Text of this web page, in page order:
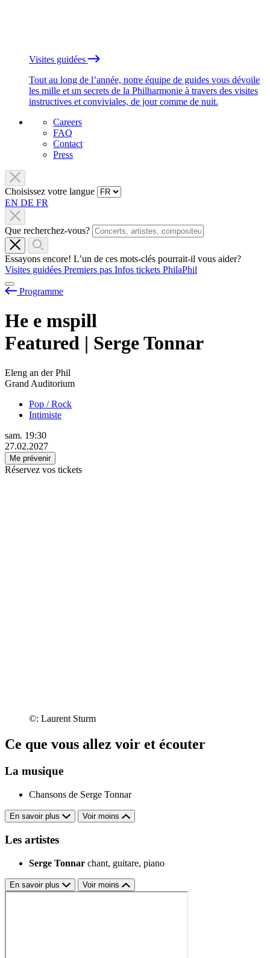
Visites guidées
Tout au long de l’année, notre équipe de guides vous dévoile
les mille et un secrets de la Philharmonie à travers des visites
instructives et conviviales, de jour comme de nuit.
Careers
FAQ
Contact
Press
Choisissez votre langue
EN DE FR
Que recherchez-vous?
Essayons encore! L’un de ces mots-clés pourrait-il vous aider?
Visites guidées Premiers pas Infos tickets PhilaPhil
Programme
He e mspill
Featured | Serge Tonnar
Eleng an der Phil
Grand Auditorium
Pop / Rock
Intimiste
sam. 19:30
27.02.2027
Me prévenir
Réservez vos tickets
©: Laurent Sturm
Ce que vous allez voir et écouter
La musique
Chansons de Serge Tonnar
En savoir plus Voir moins
Les artistes
Serge Tonnar chant, guitare, piano
En savoir plus Voir moins